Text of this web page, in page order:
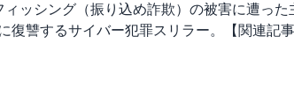
ィッシング（振り込め詐欺）の被害に遭った
復讐するサイバー犯罪スリラー。【関連記